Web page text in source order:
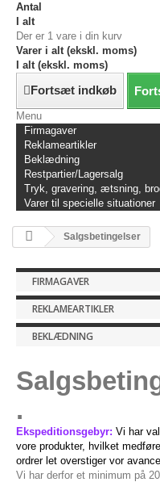
Antal
I alt
Der er 1 vare i din kurv
Varer i alt (ekskl. moms)
I alt (ekskl. moms)
Fortsæt indkøb
Menu
Firmagaver
Reklameartikler
Beklædning
Restpartier/Lagersalg
Tryk, gravering, ætsning,
Varer til specielle situationer
Salgsbetingelser
FIRMAGAVER
REKLAMEARTIKLER
BEKLÆDNING
.
Ekspeditionsgebyr: Vi har
vore produkter, hvilket
ordrer let overstiger vor
Vi har derfor et minimum på